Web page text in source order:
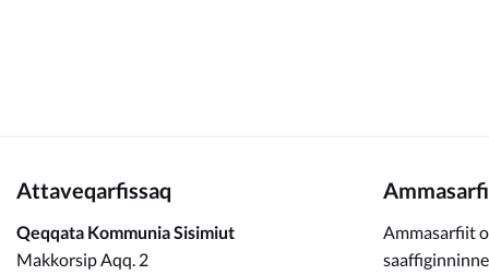
Attaveqarfissaq
Qeqqata Kommunia Sisimiut
Makkorsip Aqq. 2
Ammasarfiit